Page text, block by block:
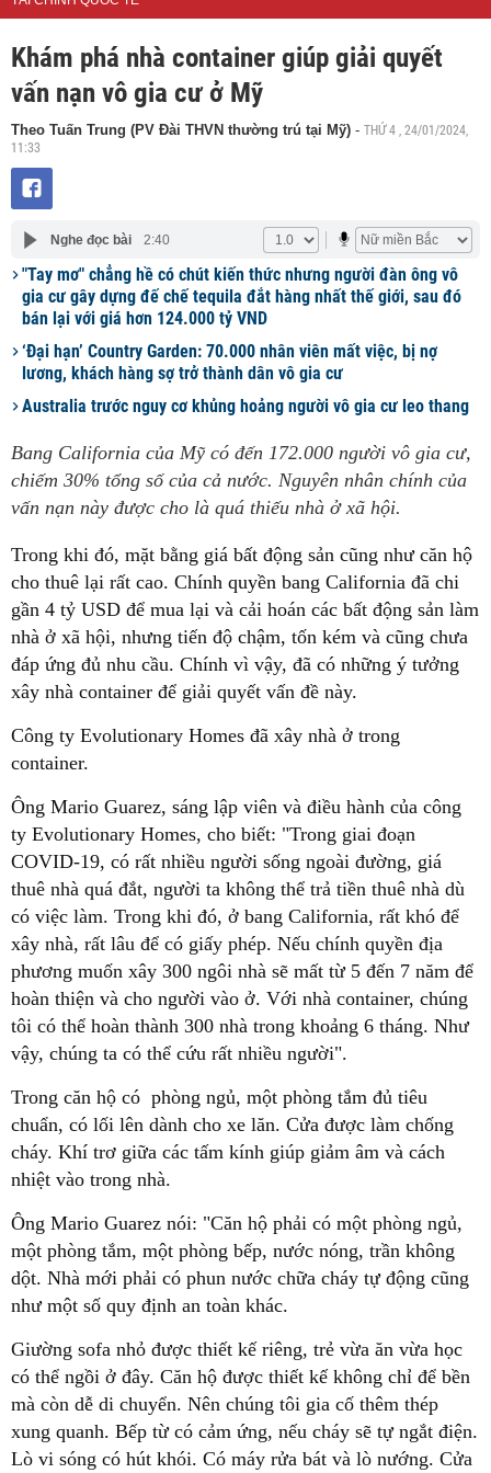
Khám phá nhà container giúp giải quyết
vấn nạn vô gia cư ở Mỹ
Theo Tuấn Trung (PV Đài THVN thường trú tại Mỹ) - THỨ 4 , 24/01/2024,
11:33
Nghe đọc bài 2:40
"Tay mơ" chẳng hề có chút kiến thức nhưng người đàn ông vô
gia cư gây dựng đế chế tequila đắt hàng nhất thế giới, sau đó
bán lại với giá hơn 124.000 tỷ VND
‘Đại hạn’ Country Garden: 70.000 nhân viên mất việc, bị nợ
lương, khách hàng sợ trở thành dân vô gia cư
Australia trước nguy cơ khủng hoảng người vô gia cư leo thang
Bang California của Mỹ có đến 172.000 người vô gia cư,
chiếm 30% tổng số của cả nước. Nguyên nhân chính của
vấn nạn này được cho là quá thiếu nhà ở xã hội.
Trong khi đó, mặt bằng giá bất động sản cũng như căn hộ
cho thuê lại rất cao. Chính quyền bang California đã chi
gần 4 tỷ USD để mua lại và cải hoán các bất động sản làm
nhà ở xã hội, nhưng tiến độ chậm, tốn kém và cũng chưa
đáp ứng đủ nhu cầu. Chính vì vậy, đã có những ý tưởng
xây nhà container để giải quyết vấn đề này.
Công ty Evolutionary Homes đã xây nhà ở trong
container.
Ông Mario Guarez, sáng lập viên và điều hành của công
ty Evolutionary Homes, cho biết: "Trong giai đoạn
COVID-19, có rất nhiều người sống ngoài đường, giá
thuê nhà quá đắt, người ta không thể trả tiền thuê nhà dù
có việc làm. Trong khi đó, ở bang California, rất khó để
xây nhà, rất lâu để có giấy phép. Nếu chính quyền địa
phương muốn xây 300 ngôi nhà sẽ mất từ 5 đến 7 năm để
hoàn thiện và cho người vào ở. Với nhà container, chúng
tôi có thể hoàn thành 300 nhà trong khoảng 6 tháng. Như
vậy, chúng ta có thể cứu rất nhiều người".
Trong căn hộ có phòng ngủ, một phòng tắm đủ tiêu
chuẩn, có lối lên dành cho xe lăn. Cửa được làm chống
cháy. Khí trơ giữa các tấm kính giúp giảm âm và cách
nhiệt vào trong nhà.
Ông Mario Guarez nói: "Căn hộ phải có một phòng ngủ,
một phòng tắm, một phòng bếp, nước nóng, trần không
dột. Nhà mới phải có phun nước chữa cháy tự động cũng
như một số quy định an toàn khác.
Giường sofa nhỏ được thiết kế riêng, trẻ vừa ăn vừa học
có thể ngồi ở đây. Căn hộ được thiết kế không chỉ để bền
mà còn dễ di chuyển. Nên chúng tôi gia cố thêm thép
xung quanh. Bếp từ có cảm ứng, nếu cháy sẽ tự ngắt điện.
Lò vi sóng có hút khói. Có máy rửa bát và lò nướng. Cửa